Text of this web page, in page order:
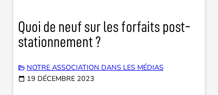
Quoi de neuf sur les forfaits post-
stationnement ?
NOTRE ASSOCIATION DANS LES MÉDIAS
19 DÉCEMBRE 2023